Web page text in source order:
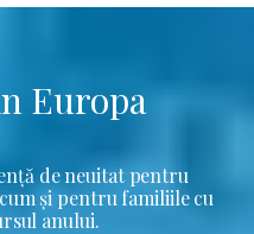
Europa
de neuitat pentru
și pentru familiile cu
anului.